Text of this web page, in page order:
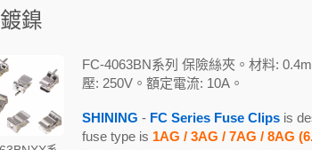
鎳
FC-4063BN系列 保險絲夾。材料:
壓: 250V。額定電流: 10A。
SHINING - FC Series Fuse Clips is
fuse type is 1AG / 3AG / 7AG / 8AG